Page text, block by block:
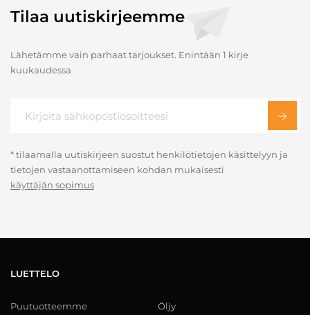
Tilaa uutiskirjeemme
Lähetämme vain parhaat tarjoukset. Enintään 1 kirje
kuukaudessa
* tilaamalla uutiskirjeen suostut henkilötietojen käsittelyyn ja
tietojen vastaanottamiseen kohdan mukaisesti
käyttäjän sopimus
LUETTELO
Puutuotteemme Öljy